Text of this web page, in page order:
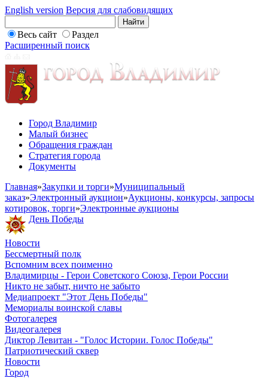
English version Версия для слабовидящих
Весь сайт
Раздел
Расширенный поиск
Город Владимир
Малый бизнес
Обращения граждан
Стратегия города
Документы
Главная»Закупки и торги»Муниципальный
заказ»Электронный аукцион»Аукционы, конкурсы, запросы
котировок, торги»Электронные аукционы
День Победы
Новости
Бессмертный полк
Вспомним всех поименно
Владимирцы - Герои Советского Союза, Герои России
Никто не забыт, ничто не забыто
Медиапроект "Этот День Победы"
Мемориалы воинской славы
Фотогалерея
Видеогалерея
Диктор Левитан - "Голос Истории. Голос Победы"
Патриотический сквер
Новости
Город